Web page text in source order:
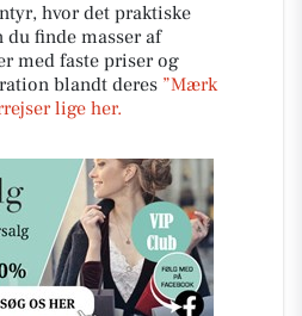
hvor det praktiske
finde masser af
med faste priser og
blandt deres ”Mærk
lige her.